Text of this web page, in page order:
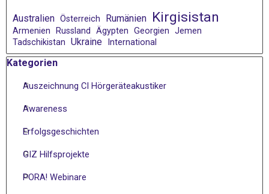
Australien Österreich Rumänien Kirgisistan
Armenien Russland Ägypten Georgien Jemen
Tadschikistan Ukraine International
Block überspringen Kategorien
Kategorien
Auszeichnung CI Hörgeräteakustiker
Awareness
Erfolgsgeschichten
GIZ Hilfsprojekte
PORA! Webinare